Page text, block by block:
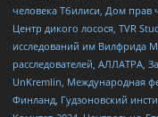
человека Тбилиси, Дом прав
Центр дикого лосося, TVR
исследований им Вилфрида
расследователей, АЛЛАТРА,
UnKremlin, Международная
Финланд, Гудзоновский